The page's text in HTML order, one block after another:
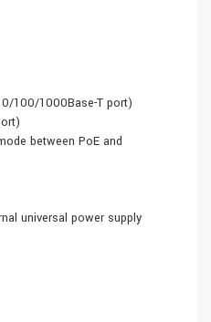
100/1000Base-T port)
between PoE and
universal power supply